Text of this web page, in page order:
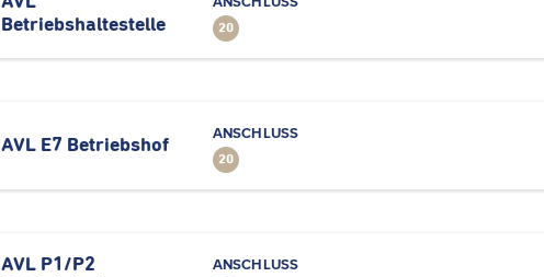
Betriebshaltestelle
20
AVL E7 Betriebshof
ANSCHLUSS
20
AVL P1/P2
ANSCHLUSS